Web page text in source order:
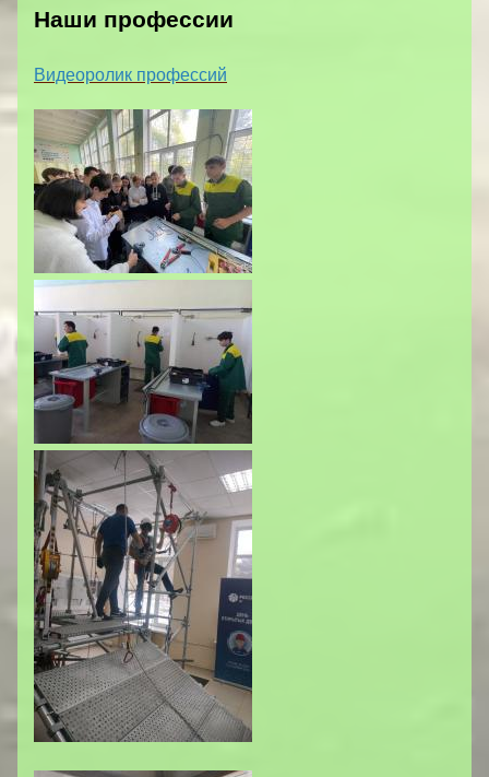
Наши профессии
Видеоролик профессий